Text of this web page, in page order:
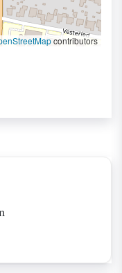
contributors